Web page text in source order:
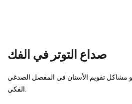
صداع التوتر في الفك
مشاكل تقويم الأسنان في المفصل الصدغي